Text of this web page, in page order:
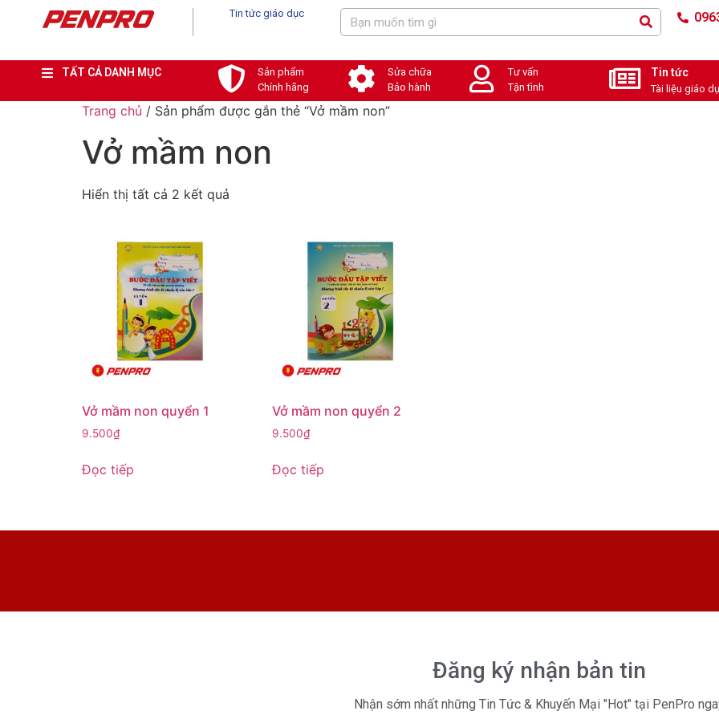
Tin tức giáo dục
TẤT CẢ DANH MỤC
Sản phẩm
Chính hãng
Sửa chữa
Bảo hành
Tư vấn
Tận tình
Tin tức
Tài liệu giáo
Trang chủ / Sản phẩm được gắn thẻ “Vở mầm non”
Vở mầm non
Hiển thị tất cả 2 kết quả
Vở mầm non quyển 1
9.500₫
Đọc tiếp
Vở mầm non quyển 2
9.500₫
Đọc tiếp
Đăng ký nhận bản tin
Nhận sớm nhất những Tin Tức & Khuyến Mại "Hot" tại PenPro